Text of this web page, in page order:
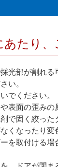
あたり
部が割れる
い。
でください。
表面の歪みの
固く絞った
くなったり
を取付ける